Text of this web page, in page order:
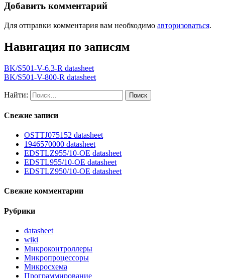
Добавить комментарий
Для отправки комментария вам необходимо авторизоваться.
Навигация по записям
BK/S501-V-6.3-R datasheet
BK/S501-V-800-R datasheet
Найти:
Свежие записи
OSTTJ075152 datasheet
1946570000 datasheet
EDSTLZ955/10-OE datasheet
EDSTL955/10-OE datasheet
EDSTLZ950/10-OE datasheet
Свежие комментарии
Рубрики
datasheet
wiki
Микроконтроллеры
Микропроцессоры
Микросхема
Программирование